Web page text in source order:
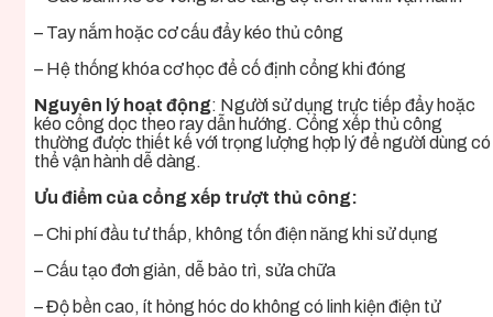
– Tay nắm hoặc cơ cấu đẩy kéo thủ công
– Hệ thống khóa cơ học để cố định cổng khi đóng
Nguyên lý hoạt động: Người sử dụng trực tiếp đẩy hoặc
kéo cổng dọc theo ray dẫn hướng. Cổng xếp thủ công
thường được thiết kế với trọng lượng hợp lý để người dùng có
thể vận hành dễ dàng.
Ưu điểm của cổng xếp trượt thủ công:
– Chi phí đầu tư thấp, không tốn điện năng khi sử dụng
– Cấu tạo đơn giản, dễ bảo trì, sửa chữa
– Độ bền cao, ít hỏng hóc do không có linh kiện điện tử